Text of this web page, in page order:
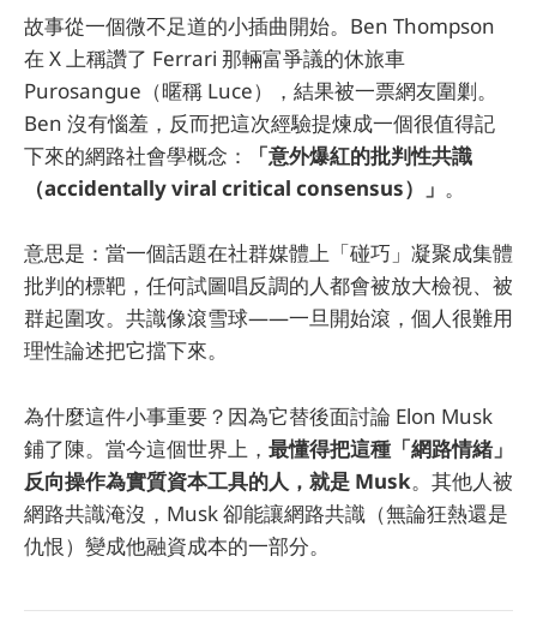
故事從一個微不足道的小插曲開始。Ben Thompson
在 X 上稱讚了 Ferrari 那輛富爭議的休旅車
Purosangue（暱稱 Luce），結果被一票網友圍剿。
Ben 沒有惱羞，反而把這次經驗提煉成一個很值得記
下來的網路社會學概念：
「意外爆紅的批判性共識
（accidentally viral critical consensus）」 。
意思是：當一個話題在社群媒體上「碰巧」凝聚成集體
批判的標靶，任何試圖唱反調的人都會被放大檢視、被
群起圍攻。共識像滾雪球——一旦開始滾，個人很難用
理性論述把它擋下來。
為什麼這件小事重要？因為它替後面討論 Elon Musk
鋪了陳。當今這個世界上， 最懂得把這種「網路情緒」
反向操作為實質資本工具的人，就是 Musk。其他人被
網路共識淹沒，Musk 卻能讓網路共識（無論狂熱還是
仇恨）變成他融資成本的一部分。